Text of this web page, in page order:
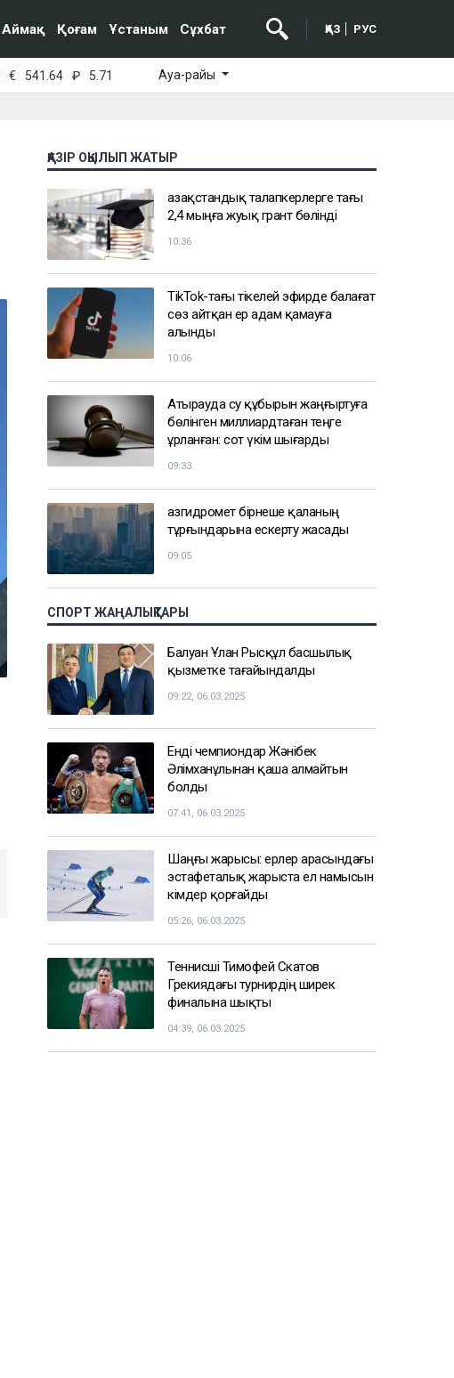
Аймақ Қоғам Ұстаным Сұхбат ҚАЗ РУС
€ 541.64 ₽ 5.71 Ауа-райы
ҚАЗІР ОҚЫЛЫП ЖАТЫР
Қазақстандық талапкерлерге тағы
2,4 мыңға жуық грант бөлінді
10:36
TikTok-тағы тікелей эфирде балағат
сөз айтқан ер адам қамауға
алынды
10:06
Атырауда су құбырын жаңғыртуға
бөлінген миллиардтаған теңге
ұрланған: сот үкім шығарды
09:33
Қазгидромет бірнеше қаланың
тұрғындарына ескерту жасады
09:05
СПОРТ ЖАҢАЛЫҚТАРЫ
Балуан Ұлан Рысқұл басшылық
қызметке тағайындалды
09:22, 06.03.2025
Енді чемпиондар Жәнібек
Әлімханұлынан қаша алмайтын
болды
07:41, 06.03.2025
Шаңғы жарысы: ерлер арасындағы
эстафеталық жарыста ел намысын
кімдер қорғайды
05:26, 06.03.2025
Теннисші Тимофей Скатов
Грекиядағы турнирдің ширек
финалына шықты
04:39, 06.03.2025